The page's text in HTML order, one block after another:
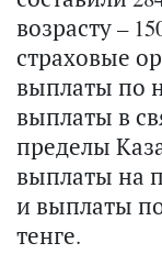
возрасту –
страховые
выплаты по
выплаты в
пределы
выплаты на
и выплаты
тенге.